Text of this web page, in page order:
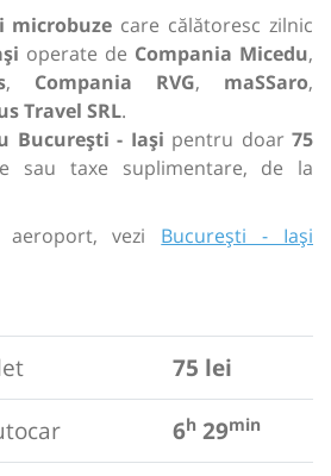
microbuze care călătoresc zilnic
operate de Compania Micedu,
, Compania RVG, maSSaro,
Travel SRL.
București - Iași pentru doar 75
sau taxe suplimentare, de la
vezi București - Iași
75 lei
6h 29min